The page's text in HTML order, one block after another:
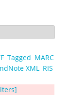
Tagged MARC
XML
RIS